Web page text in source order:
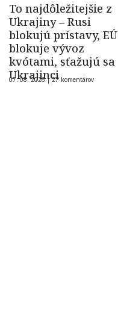
To najdôležitejšie z
Ukrajiny – Rusi
blokujú prístavy, EÚ
blokuje vývoz
kvótami, sťažujú sa
Ukrajinci
07. 08. 2026 |27 komentárov